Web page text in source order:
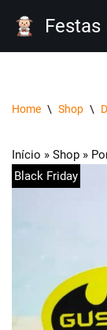
Festas
Home \ Shop \
Início » Shop »
Black Friday